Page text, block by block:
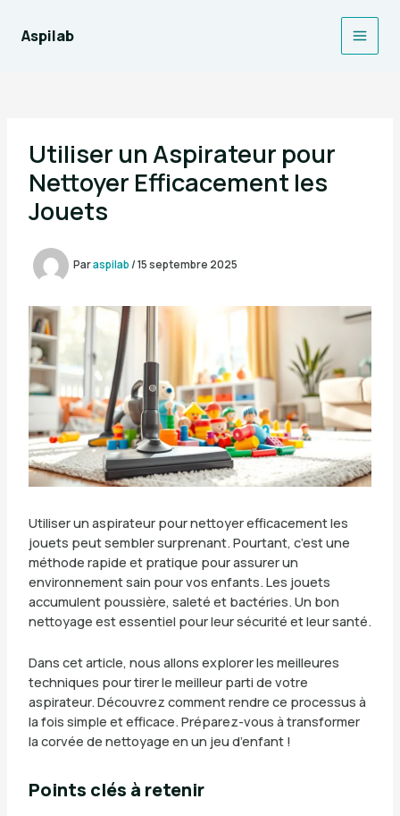
contenu
Aspilab
Main
Utiliser un Aspirateur pour
Nettoyer Efficacement les
Jouets
Paraspilab/15 septembre 2025
Utiliser un aspirateur pour nettoyer efficacement les
jouets peut sembler surprenant. Pourtant, c’est une
méthode rapide et pratique pour assurer un
environnement sain pour vos enfants. Les jouets
accumulent poussière, saleté et bactéries. Un bon
nettoyage est essentiel pour leur sécurité et leur santé.
Dans cet article, nous allons explorer les meilleures
techniques pour tirer le meilleur parti de votre
aspirateur. Découvrez comment rendre ce processus à
la fois simple et efficace. Préparez-vous à transformer
la corvée de nettoyage en un jeu d’enfant !
Points clés à retenir